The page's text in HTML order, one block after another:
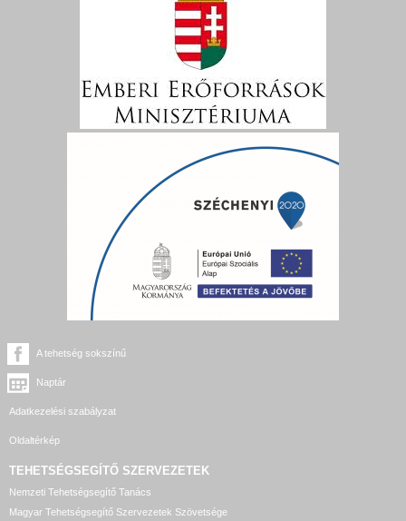
A tehetség sokszínű
Naptár
Adatkezelési szabályzat
Oldaltérkép
TEHETSÉGSEGÍTŐ SZERVEZETEK
Nemzeti Tehetségsegítő Tanács
Magyar Tehetségsegítő Szervezetek Szövetsége